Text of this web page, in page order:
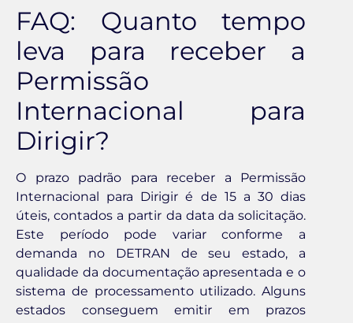
FAQ: Quanto tempo
leva para receber a
Permissão
Internacional para
Dirigir?
O prazo padrão para receber a Permissão
Internacional para Dirigir é de 15 a 30 dias
úteis, contados a partir da data da solicitação.
Este período pode variar conforme a
demanda no DETRAN de seu estado, a
qualidade da documentação apresentada e o
sistema de processamento utilizado. Alguns
estados conseguem emitir em prazos